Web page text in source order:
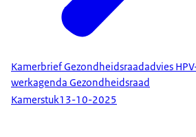
Kamerbrief Gezondheidsraadadvies
werkagenda Gezondheidsraad
Kamerstuk13-10-2025